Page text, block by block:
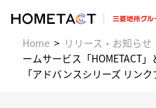
Home リリース・お知らせ
ームサービス「HOMETACT
「アドバンスシリーズ リン